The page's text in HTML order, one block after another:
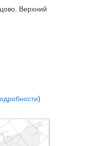
Верхний
)